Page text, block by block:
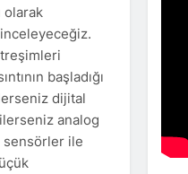
olarak
başladığı
dijital
analog
sensörler ile